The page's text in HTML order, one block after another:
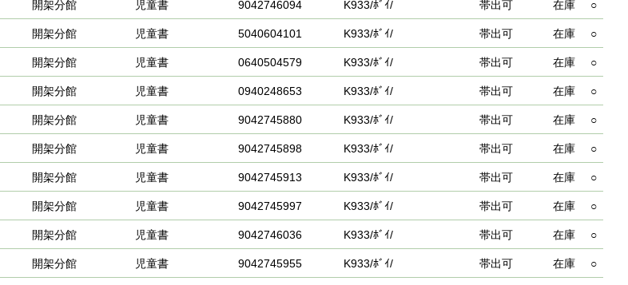
開架分館 児童書 9042746094 K933/ﾎﾞｲ/ 帯出可 在庫 ○
開架分館 児童書 5040604101 K933/ﾎﾞｲ/ 帯出可 在庫 ○
開架分館 児童書 0640504579 K933/ﾎﾞｲ/ 帯出可 在庫 ○
開架分館 児童書 0940248653 K933/ﾎﾞｲ/ 帯出可 在庫 ○
開架分館 児童書 9042745880 K933/ﾎﾞｲ/ 帯出可 在庫 ○
開架分館 児童書 9042745898 K933/ﾎﾞｲ/ 帯出可 在庫 ○
開架分館 児童書 9042745913 K933/ﾎﾞｲ/ 帯出可 在庫 ○
開架分館 児童書 9042745997 K933/ﾎﾞｲ/ 帯出可 在庫 ○
開架分館 児童書 9042746036 K933/ﾎﾞｲ/ 帯出可 在庫 ○
開架分館 児童書 9042745955 K933/ﾎﾞｲ/ 帯出可 在庫 ○